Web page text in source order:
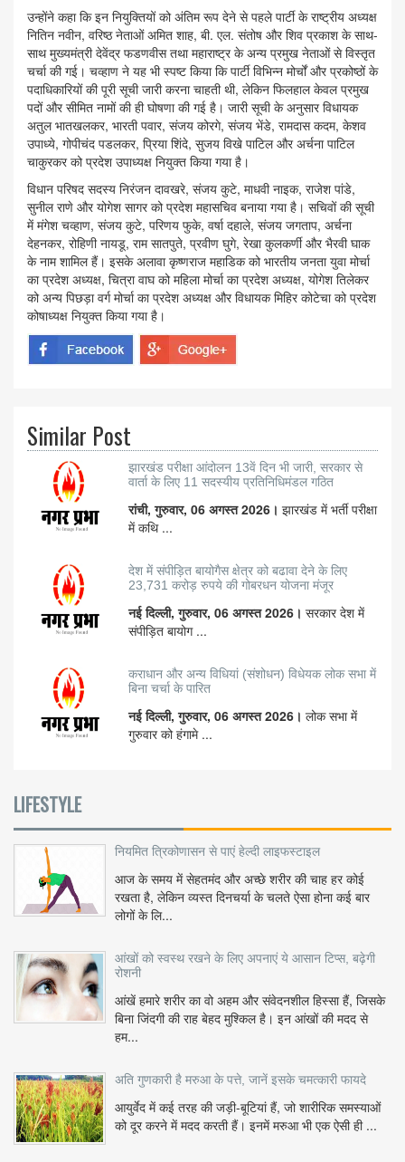
उन्होंने कहा कि इन नियुक्तियों को अंतिम रूप देने से पहले पार्टी के राष्ट्रीय अध्यक्ष
नितिन नवीन, वरिष्ठ नेताओं अमित शाह, बी. एल. संतोष और शिव प्रकाश के साथ-
साथ मुख्यमंत्री देवेंद्र फडणवीस तथा महाराष्ट्र के अन्य प्रमुख नेताओं से विस्तृत
चर्चा की गई। चव्हाण ने यह भी स्पष्ट किया कि पार्टी विभिन्न मोर्चों और प्रकोष्ठों के
पदाधिकारियों की पूरी सूची जारी करना चाहती थी, लेकिन फिलहाल केवल प्रमुख
पदों और सीमित नामों की ही घोषणा की गई है। जारी सूची के अनुसार विधायक
अतुल भातखलकर, भारती पवार, संजय कोरगे, संजय भेंडे, रामदास कदम, केशव
उपाध्ये, गोपीचंद पडलकर, प्रिया शिंदे, सुजय विखे पाटिल और अर्चना पाटिल
चाकुरकर को प्रदेश उपाध्यक्ष नियुक्त किया गया है।
विधान परिषद सदस्य निरंजन दावखरे, संजय कुटे, माधवी नाइक, राजेश पांडे,
सुनील राणे और योगेश सागर को प्रदेश महासचिव बनाया गया है। सचिवों की सूची
में मंगेश चव्हाण, संजय कुटे, परिणय फुके, वर्षा दहाले, संजय जगताप, अर्चना
देहनकर, रोहिणी नायडू, राम सातपुते, प्रवीण घुगे, रेखा कुलकर्णी और भैरवी घाक
के नाम शामिल हैं। इसके अलावा कृष्णराज महाडिक को भारतीय जनता युवा मोर्चा
का प्रदेश अध्यक्ष, चित्रा वाघ को महिला मोर्चा का प्रदेश अध्यक्ष, योगेश तिलेकर
को अन्य पिछड़ा वर्ग मोर्चा का प्रदेश अध्यक्ष और विधायक मिहिर कोटेचा को प्रदेश
कोषाध्यक्ष नियुक्त किया गया है।
Similar Post
झारखंड परीक्षा आंदोलन 13वें दिन भी जारी, सरकार से
वार्ता के लिए 11 सदस्यीय प्रतिनिधिमंडल गठित
रांची, गुरुवार, 06 अगस्त 2026। झारखंड में भर्ती परीक्षा
में कथि ...
देश में संपीड़ित बायोगैस क्षेत्र को बढावा देने के लिए
23,731 करोड़ रुपये की गोबरधन योजना मंजूर
नई दिल्ली, गुरुवार, 06 अगस्त 2026। सरकार देश में
संपीड़ित बायोग ...
कराधान और अन्य विधियां (संशोधन) विधेयक लोक सभा में
बिना चर्चा के पारित
नई दिल्ली, गुरुवार, 06 अगस्त 2026। लोक सभा में
गुरुवार को हंगामे ...
LIFESTYLE
नियमित त्रिकोणासन से पाएं हेल्दी लाइफस्टाइल
आज के समय में सेहतमंद और अच्छे शरीर की चाह हर कोई
रखता है, लेकिन व्यस्त दिनचर्या के चलते ऐसा होना कई बार
लोगों के लि...
आंखों को स्वस्थ रखने के लिए अपनाएं ये आसान टिप्स, बढ़ेगी
रोशनी
आंखें हमारे शरीर का वो अहम और संवेदनशील हिस्सा हैं, जिसके
बिना जिंदगी की राह बेहद मुश्किल है। इन आंखों की मदद से
हम...
अति गुणकारी है मरुआ के पत्ते, जानें इसके चमत्कारी फायदे
आयुर्वेद में कई तरह की जड़ी-बूटियां हैं, जो शारीरिक समस्याओं
को दूर करने में मदद करती हैं। इनमें मरुआ भी एक ऐसी ही ...